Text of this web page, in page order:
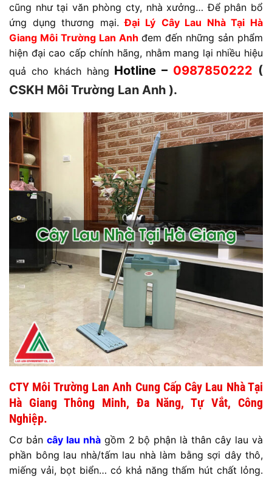
cũng như tại văn phòng cty, nhà xưởng… Để phân bổ
ứng dụng thương mại.Đại Lý Cây Lau Nhà Tại Hà
Giang Môi Trường Lan Anh đem đến những sản phẩm
hiện đại cao cấp chính hãng, nhằm mang lại nhiều hiệu
quả cho khách hàng Hotline – 0987850222 (
CSKH Môi Trường Lan Anh ).
CTY Môi Trường Lan Anh Cung Cấp Cây Lau Nhà Tại
Hà Giang Thông Minh, Đa Năng, Tự Vắt, Công
Nghiệp.
Cơ bản cây lau nhàgồm 2 bộ phận là thân cây lau và
phần bông lau nhà/tấm lau nhà làm bằng sợi dây thô,
miếng vải, bọt biển… có khả năng thấm hút chất lỏng.